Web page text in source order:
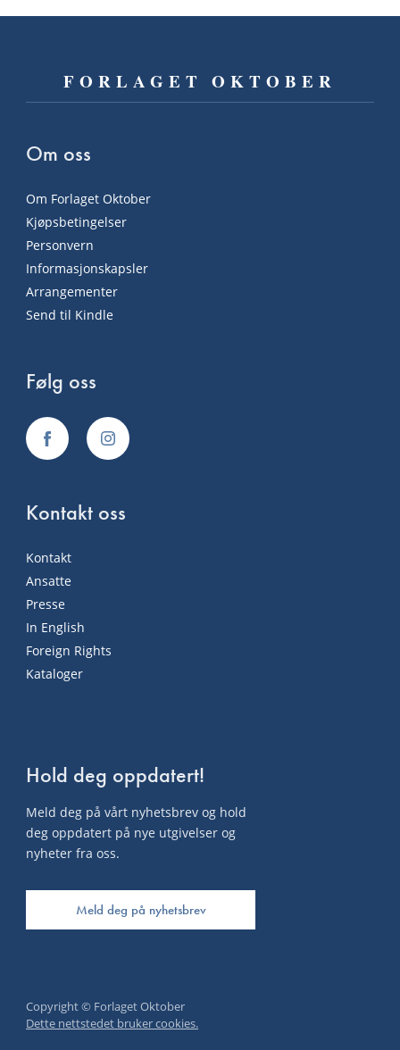
FORLAGET OKTOBER
Om oss
Om Forlaget Oktober
Kjøpsbetingelser
Personvern
Informasjonskapsler
Arrangementer
Send til Kindle
Følg oss
Kontakt oss
Kontakt
Ansatte
Presse
In English
Foreign Rights
Kataloger
Hold deg oppdatert!
Meld deg på vårt nyhetsbrev og hold
deg oppdatert på nye utgivelser og
nyheter fra oss.
Meld deg på nyhetsbrev
Copyright © Forlaget Oktober
Dette nettstedet bruker cookies.